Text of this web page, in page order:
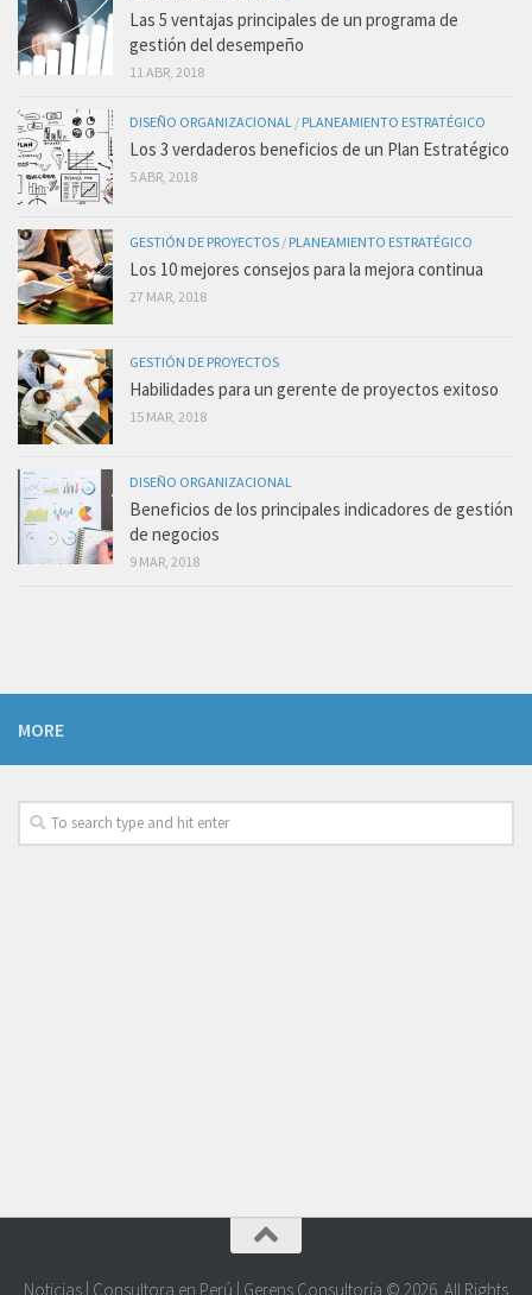
Las 5 ventajas principales de un programa de
gestión del desempeño
11 ABR, 2018
DISEÑO ORGANIZACIONAL / PLANEAMIENTO ESTRATÉGICO
Los 3 verdaderos beneficios de un Plan Estratégico
5 ABR, 2018
GESTIÓN DE PROYECTOS / PLANEAMIENTO ESTRATÉGICO
Los 10 mejores consejos para la mejora continua
27 MAR, 2018
GESTIÓN DE PROYECTOS
Habilidades para un gerente de proyectos exitoso
15 MAR, 2018
DISEÑO ORGANIZACIONAL
Beneficios de los principales indicadores de gestión
de negocios
9 MAR, 2018
MORE
Noticias | Consultora en Perú | Gerens Consultoría © 2026. All Rights